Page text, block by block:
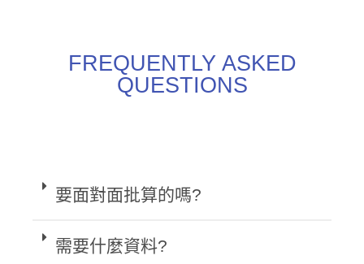
FREQUENTLY ASKED
QUESTIONS
要面對面批算的嗎?
需要什麼資料?